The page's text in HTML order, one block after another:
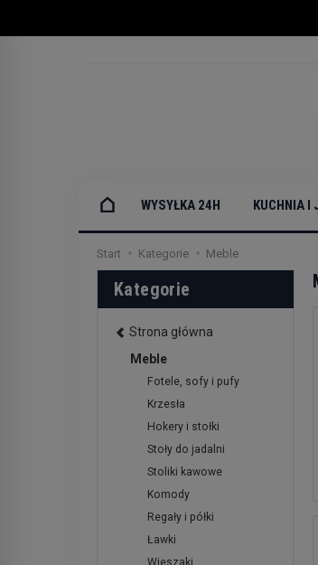
WYSYŁKA 24H KUCHNIA I
Start Kategorie Meble
Kategorie
Strona główna
Meble
Fotele, sofy i pufy
Krzesła
Hokery i stołki
Stoły do jadalni
Stoliki kawowe
Komody
Regały i półki
Ławki